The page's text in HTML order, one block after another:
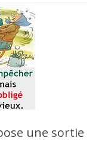
une sortie